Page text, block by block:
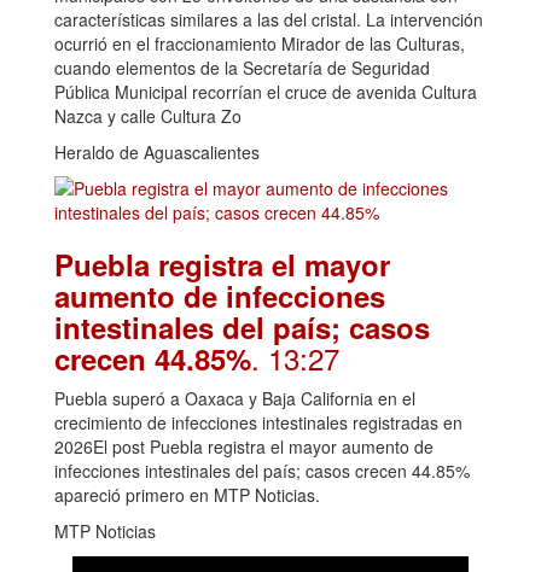
características similares a las del cristal. La intervención
ocurrió en el fraccionamiento Mirador de las Culturas,
cuando elementos de la Secretaría de Seguridad
Pública Municipal recorrían el cruce de avenida Cultura
Nazca y calle Cultura Zo
Heraldo de Aguascalientes
Puebla registra el mayor
aumento de infecciones
intestinales del país; casos
crecen 44.85%. 13:27
Puebla superó a Oaxaca y Baja California en el
crecimiento de infecciones intestinales registradas en
2026El post Puebla registra el mayor aumento de
infecciones intestinales del país; casos crecen 44.85%
apareció primero en MTP Noticias.
MTP Noticias